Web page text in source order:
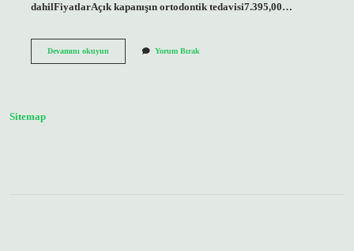
dahilFiyatlarAçık kapanışın ortodontik tedavisi7.395,00…
Devamını okuyunÖzelde
Yorum Bırak
Sitemap